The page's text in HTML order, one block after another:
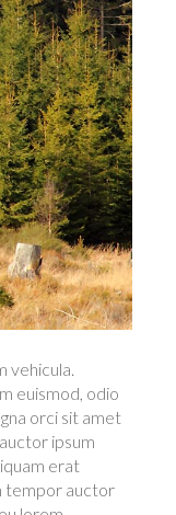
vehicula.
euismod, odio
orci sit amet
ipsum
erat
tempor auctor